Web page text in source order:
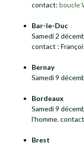
contact: boucle
Bar-le-Duc
Samedi 2
contact :
Bernay
Samedi 9
Bordeaux
Samedi 9
l’homme.
Brest